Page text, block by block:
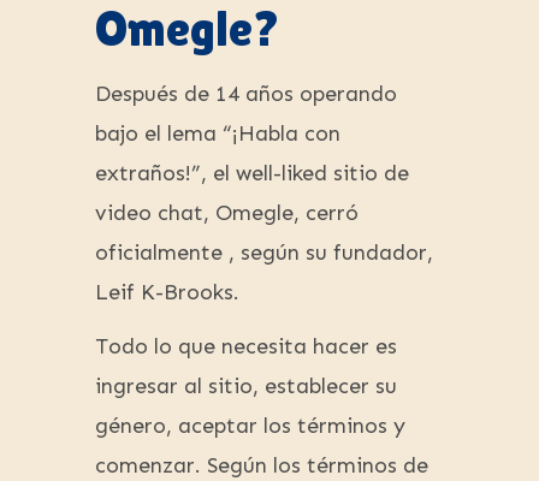
Omegle?
Después de 14 años operando
bajo el lema “¡Habla con
extraños!”, el well-liked sitio de
video chat, Omegle, cerró
oficialmente , según su fundador,
Leif K-Brooks.
Todo lo que necesita hacer es
ingresar al sitio, establecer su
género, aceptar los términos y
comenzar. Según los términos de